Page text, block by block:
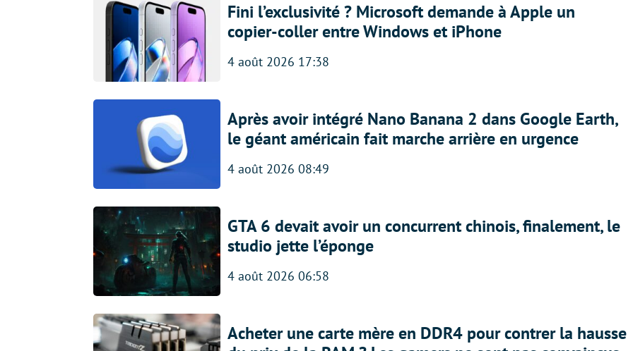
Fini l’exclusivité ? Microsoft demande à Apple un
copier-coller entre Windows et iPhone
4 août 2026 17:38
Après avoir intégré Nano Banana 2 dans Google Earth,
le géant américain fait marche arrière en urgence
4 août 2026 08:49
GTA 6 devait avoir un concurrent chinois, finalement, le
studio jette l’éponge
4 août 2026 06:58
Acheter une carte mère en DDR4 pour contrer la hausse